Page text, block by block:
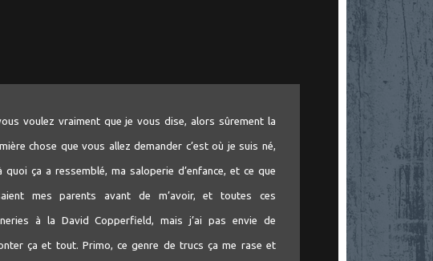
voulez vraiment que je vous dise, alors sûrement la
chose que vous allez demander c’est où je suis né,
quoi ça a ressemblé, ma saloperie d’enfance, et ce que
mes parents avant de m’avoir, et toutes ces
à la David Copperfield, mais j’ai pas envie de
ça et tout. Primo, ce genre de trucs ça me rase et